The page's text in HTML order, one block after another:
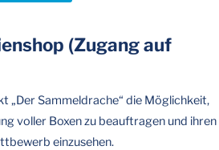
(Zugang auf
„Der Sammeldrache“ die Möglichkeit,
voller Boxen zu beauftragen und ihren
einzusehen.